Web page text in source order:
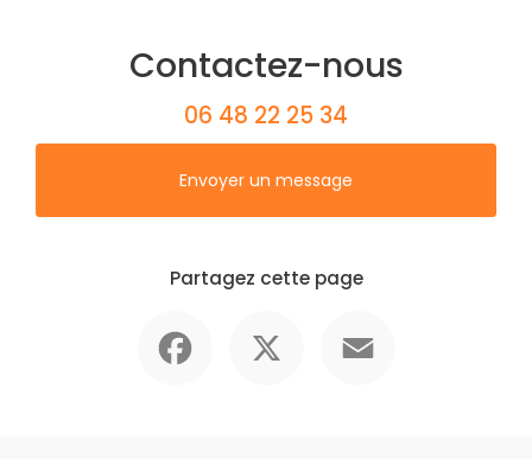
Contactez-nous
06 48 22 25 34
Envoyer un message
Partagez cette page